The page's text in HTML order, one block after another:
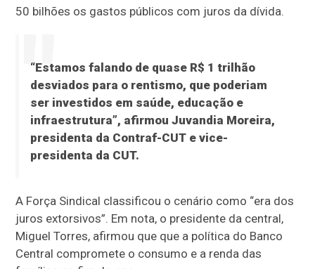
50 bilhões os gastos públicos com juros da dívida.
“Estamos falando de quase R$ 1 trilhão
desviados para o rentismo, que poderiam
ser investidos em saúde, educação e
infraestrutura”, afirmou Juvandia Moreira,
presidenta da Contraf-CUT e vice-
presidenta da CUT.
A Força Sindical classificou o cenário como “era dos
juros extorsivos”. Em nota, o presidente da central,
Miguel Torres, afirmou que que a política do Banco
Central compromete o consumo e a renda das